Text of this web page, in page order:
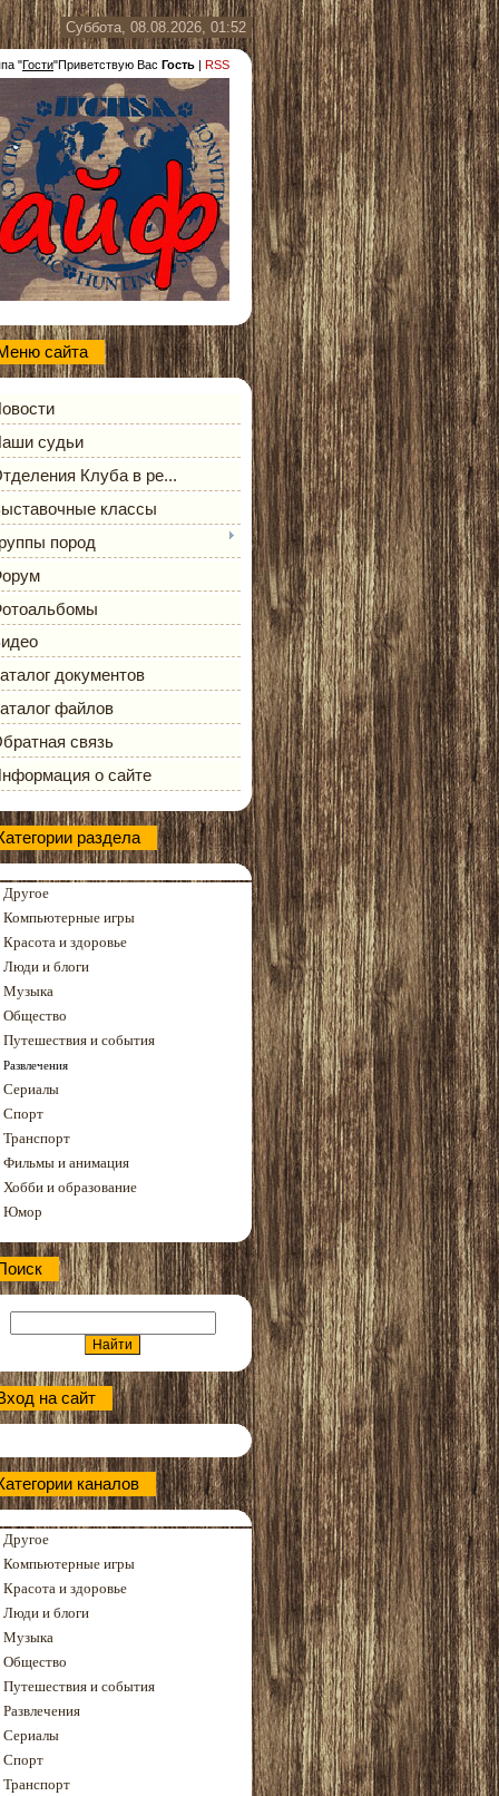
Суббота, 08.08.2026, 01:52
"Гости"Приветствую Вас Гость | RSS
сайта
судьи
Клуба в ре...
классы
пород
документов
файлов
связь
о сайте
раздела
Другое
Компьютерные игры
Красота и здоровье
Люди и блоги
Музыка
Общество
Путешествия и события
Развлечения
Сериалы
Спорт
Транспорт
Фильмы и анимация
Хобби и образование
Юмор
на сайт
каналов
Другое
Компьютерные игры
Красота и здоровье
Люди и блоги
Музыка
Общество
Путешествия и события
Развлечения
Сериалы
Спорт
Транспорт